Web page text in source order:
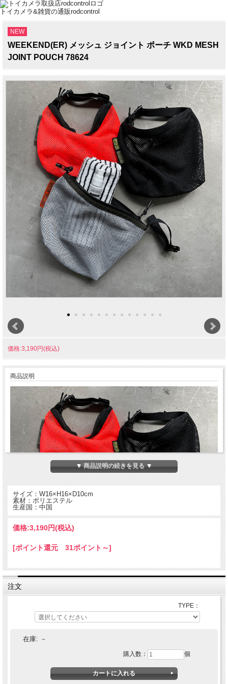
トイカメラ&雑貨の通販rodcontrol
NEW
WEEKEND(ER) メッシュ ジョイント ポーチ WKD MESH
JOINT POUCH 78624
価格:3,190円(税込)
商品説明
また別売りの78630 MULTI WEAVE BELTを付属させる事でショルダーバッグとし
ても使用可能。
▼ 商品説明の続きを見る ▼
サイズ：W16×H16×D10cm
素材：ポリエステル
生産国：中国
価格:3,190円(税込)
[ポイント還元 31ポイント～]
注文
TYPE：
在庫: －
購入数： 個